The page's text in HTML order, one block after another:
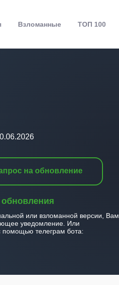
Взломанные ТОП 100
на обновление
или взломанной версии, Вам
уведомление. Или
помощью телеграм бота: